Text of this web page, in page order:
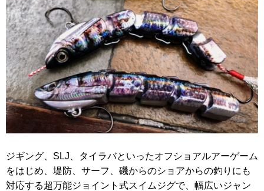
ジギング、SLJ、タイラバといったオフショアルアーゲーム
をはじめ、堤防、サーフ、磯からのショアからの釣りにも
対応する超万能ジョイント式スイムジグで、幅広いジャン